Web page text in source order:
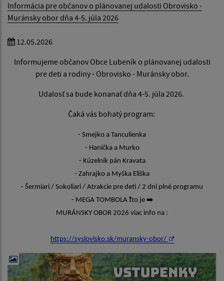
Informácia pre občanov o plánovanej udalosti Obrovisko -
Muránsky obor dňa 4-5. júla 2026
12.05.2026
Informujeme občanov Obce Lubeník o plánovanej udalosti
pre deti a rodiny - Obrovisko - Muránsky obor.
Udalosť sa bude konanať dňa 4-5. júla 2026.
Čaká vás bohatý program:
- Smejko a Tanculienka
- Hanička a Murko
- Kúzelník pán Kravata
- Zahrajko a Myška Eliška
- Šermiari / Sokoliari / Atrakcie pre deti / 2 dni plné programu
- MEGA TOMBOLA ❗️to je ➡
MURÁNSKY OBOR 2026 viac info na :
https://syslovisko.sk/muransky-obor/